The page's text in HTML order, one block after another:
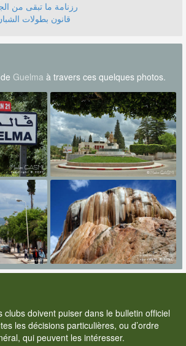
رزنامة ما تبقى من
قانون بطولات الشبان
Guelmaà travers ces quelques photos.
clubs doivent puiser dans le bulletin officiel
les décisions particulières, ou d’ordre
qui peuvent les intéresser.